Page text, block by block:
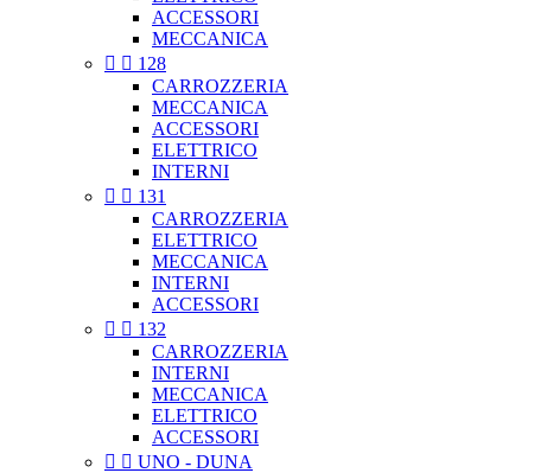
ACCESSORI
MECCANICA
  128
CARROZZERIA
MECCANICA
ACCESSORI
ELETTRICO
INTERNI
  131
CARROZZERIA
ELETTRICO
MECCANICA
INTERNI
ACCESSORI
  132
CARROZZERIA
INTERNI
MECCANICA
ELETTRICO
ACCESSORI
  UNO - DUNA